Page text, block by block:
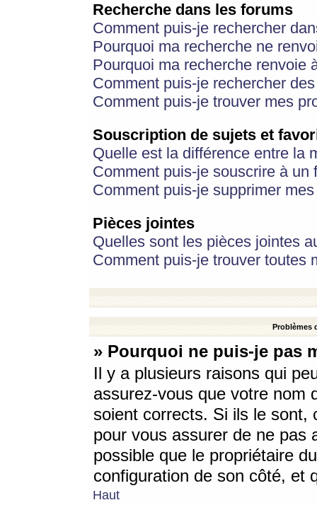
Recherche dans les forums
Comment puis-je rechercher
Pourquoi ma recherche ne
Pourquoi ma recherche renvoie
Comment puis-je rechercher
Comment puis-je trouver mes
Souscription de sujets et
Quelle est la différence entre la
Comment puis-je souscrire à
Comment puis-je supprimer
Pièces jointes
Quelles sont les pièces jointes
Comment puis-je trouver toutes
Problèmes
» Pourquoi ne puis-je pas
Il y a plusieurs raisons qui
assurez-vous que votre nom
soient corrects. Si ils le sont,
pour vous assurer de ne pas
possible que le propriétaire
configuration de son côté, et
Haut